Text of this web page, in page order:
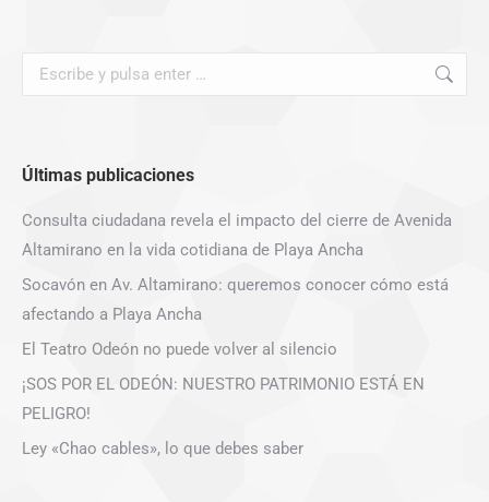
Buscar:
Últimas publicaciones
Consulta ciudadana revela el impacto del cierre de Avenida
Altamirano en la vida cotidiana de Playa Ancha
Socavón en Av. Altamirano: queremos conocer cómo está
afectando a Playa Ancha
El Teatro Odeón no puede volver al silencio
¡SOS POR EL ODEÓN: NUESTRO PATRIMONIO ESTÁ EN
PELIGRO!
Ley «Chao cables», lo que debes saber